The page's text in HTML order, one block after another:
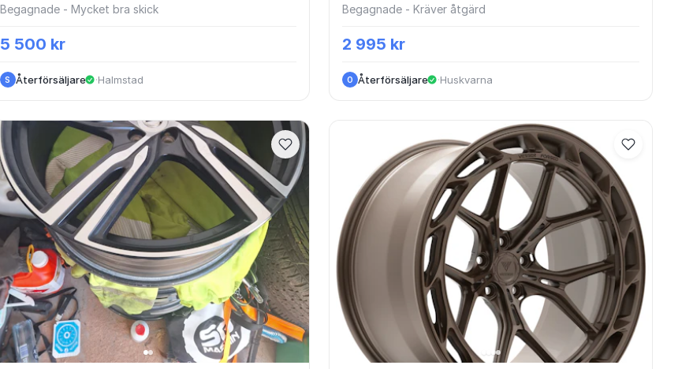
Begagnade - Mycket bra skick
5 500 kr
S Återförsäljare ·Halmstad
Begagnade - Kräver åtgärd
2 995 kr
O Återförsäljare ·Huskvarna